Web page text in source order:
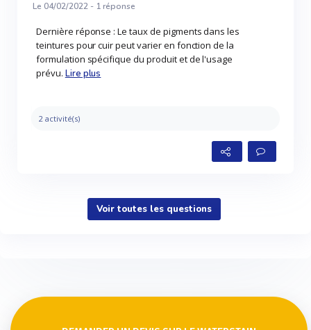
Le 04/02/2022 - 1réponse
Dernière réponse : Le taux de pigments dans les
teintures pour cuir peut varier en fonction de la
formulation spécifique du produit et de l'usage
prévu. Lire plus
2 activité(s)
Voir toutes les questions